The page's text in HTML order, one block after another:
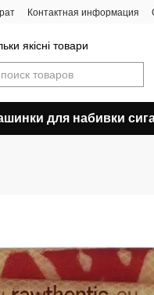
Контактная информация
якісні товари
для набивки